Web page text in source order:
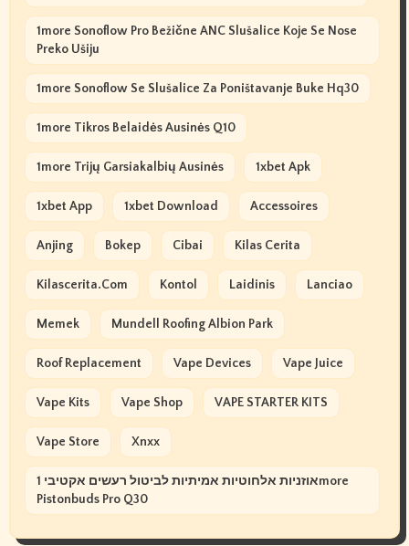
1more Sonoflow Pro Bežične ANC Slušalice Koje Se Nose
Preko Ušiju
1more Sonoflow Se Slušalice Za Poništavanje Buke Hq30
1more Tikros Belaidės Ausinės Q10
1more Trijų Garsiakalbių Ausinės 1xbet Apk
1xbet App 1xbet Download Accessoires
Anjing Bokep Cibai Kilas Cerita
Kilascerita.com Kontol Laidinis Lanciao
Memek Mundell Roofing Albion Park
Roof Replacement Vape Devices Vape Juice
Vape Kits Vape Shop VAPE STARTER KITS
Vape Store Xnxx
אוזניות אלחוטיות אמיתיות לביטול רעשים אקטיבי 1more
Pistonbuds Pro Q30